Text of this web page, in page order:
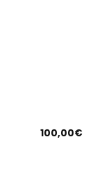
100,00€